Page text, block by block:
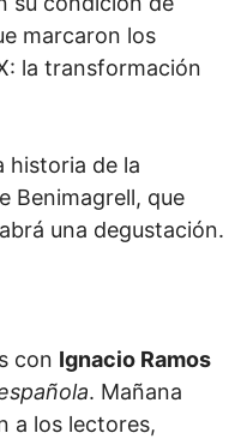
marcaron los
la transformación
historia de la
Benimagrell, que
una degustación.
con Ignacio Ramos
. Mañana
a los lectores,